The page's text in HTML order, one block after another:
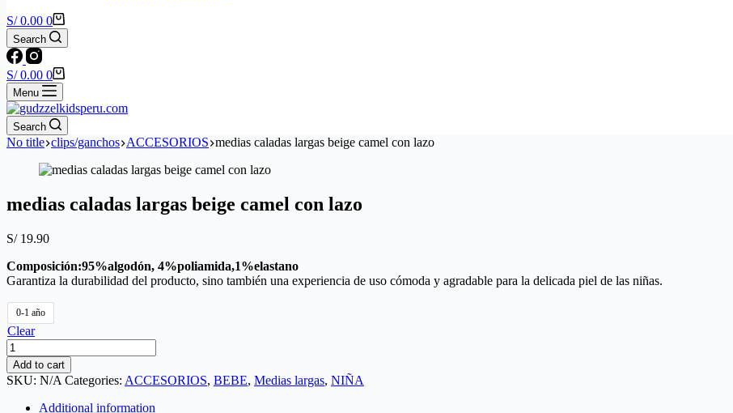
Shopping
cart
S/0.00 0
Search
Shopping
cart
S/0.00 0
Menu
Search
No title clips/ganchos ACCESORIOS medias caladas largas beige camel con lazo
medias caladas largas beige camel con lazo
S/19.90
Composición:95%algodón, 4%poliamida,1%elastano
Garantiza la durabilidad del producto, sino también una experiencia de uso cómoda y agradable para la delicada piel de las niñas.
0-1 año
Clear
medias
caladas
largas
beige
camel
Add to cart
SKU: N/A Categories: ACCESORIOS, BEBE, Medias largas, NIÑA
Additional information